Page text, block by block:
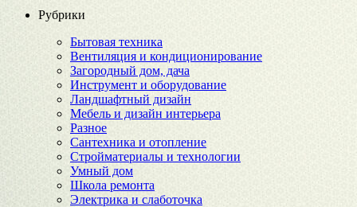
Рубрики
Бытовая техника
Вентиляция и кондиционирование
Загородный дом, дача
Инструмент и оборудование
Ландшафтный дизайн
Мебель и дизайн интерьера
Разное
Сантехника и отопление
Стройматериалы и технологии
Умный дом
Школа ремонта
Электрика и слаботочка